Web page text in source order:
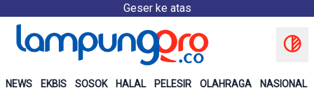
Geser ke atas
NEWS EKBIS SOSOK HALAL PELESIR OLAHRAGA NASIONAL